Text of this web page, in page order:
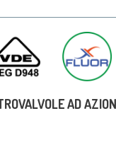
AD